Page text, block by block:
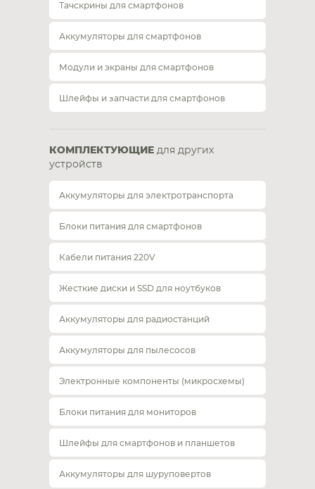
Тачскрины для смартфонов
Аккумуляторы для смартфонов
Модули и экраны для смартфонов
Шлейфы и запчасти для смартфонов
КОМПЛЕКТУЮЩИЕ для других
устройств
Аккумуляторы для электротранспорта
Блоки питания для смартфонов
Кабели питания 220V
Жесткие диски и SSD для ноутбуков
Аккумуляторы для радиостанций
Аккумуляторы для пылесосов
Электронные компоненты (микросхемы)
Блоки питания для мониторов
Шлейфы для смартфонов и планшетов
Аккумуляторы для шуруповертов